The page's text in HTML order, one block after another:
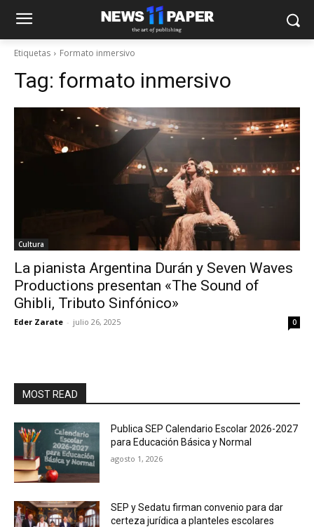
Etiquetas Formato inmersivo
Tag: formato inmersivo
Cultura
La pianista Argentina Durán y Seven Waves
Productions presentan «The Sound of
Ghibli, Tributo Sinfónico»
Eder Zarate - julio 26, 2025 0
MOST READ
Publica SEP Calendario Escolar 2026-2027
para Educación Básica y Normal
agosto 1, 2026
SEP y Sedatu firman convenio para dar
certeza jurídica a planteles escolares